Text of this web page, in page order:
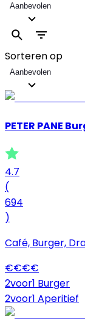
Aanbevolen
Sorteren op
Aanbevolen
PETER PANE
4.7
(
694
)
Café, Burger,
€€€€
2voor1 Burger
2voor1 Aperitief